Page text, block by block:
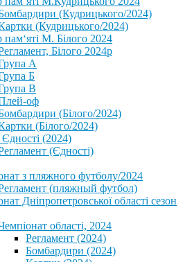
(Кудрицького/2024)
(Кудрицького/2024)
пам‘яті М. Білого 2024⁩
Білого 2024р
А
Б
В
оф
(Білого/2024)
(Білого/2024)
(2024)
(Єдності)
з пляжного футболу/2024
(пляжный футбол)
Дніпропетровської області сезон
області, 2024
Регламент (2024)
Бомбардири (2024)